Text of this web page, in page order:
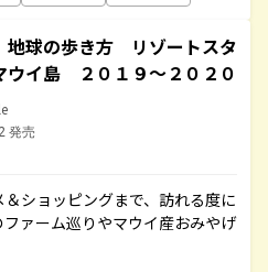
球の歩き方 リゾートスタ
イ島 ２０１９～２０２０
発売
ショッピングまで、訪れる度に
ァーム巡りやマウイ産おみやげ